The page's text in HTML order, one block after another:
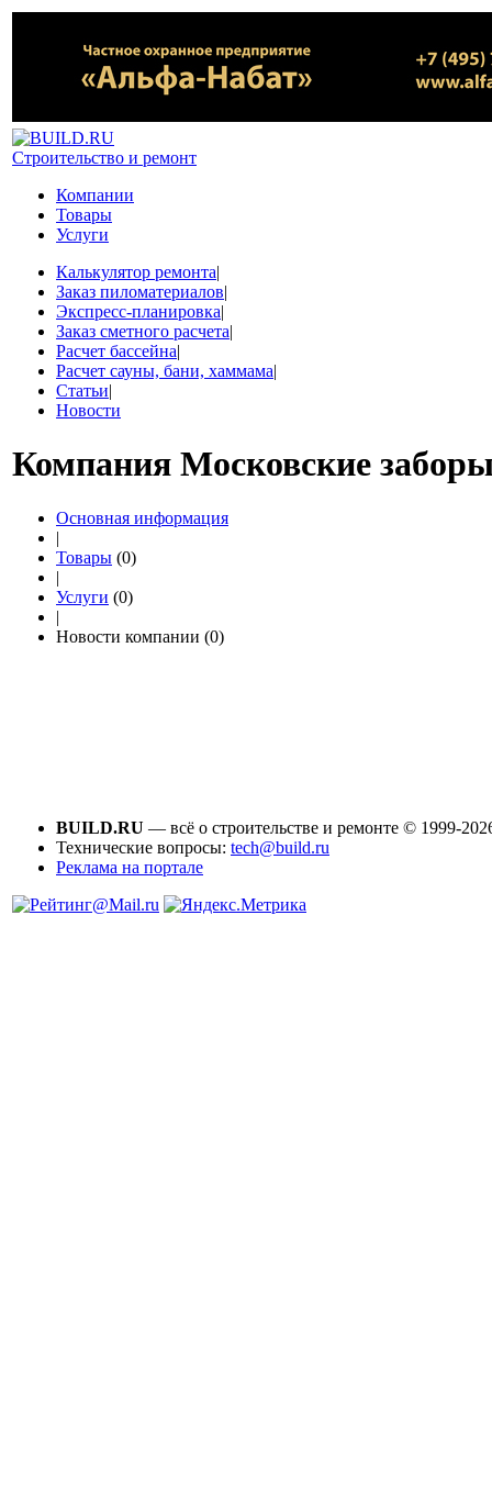
Строительство и ремонт
Компании
Товары
Услуги
Калькулятор ремонта|
Заказ пиломатериалов|
Экспресс-планировка|
Заказ сметного расчета|
Расчет бассейна|
Расчет сауны, бани, хаммама|
Статьи|
Новости
Компания Московские
Основная информация
|
Товары (0)
|
Услуги (0)
|
Новости компании (0)
BUILD.RU — всё о строительстве и ремонте © 1999-
Технические вопросы: tech@build.ru
Реклама на портале